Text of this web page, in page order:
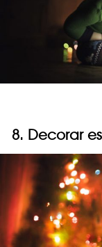
8. Decorar